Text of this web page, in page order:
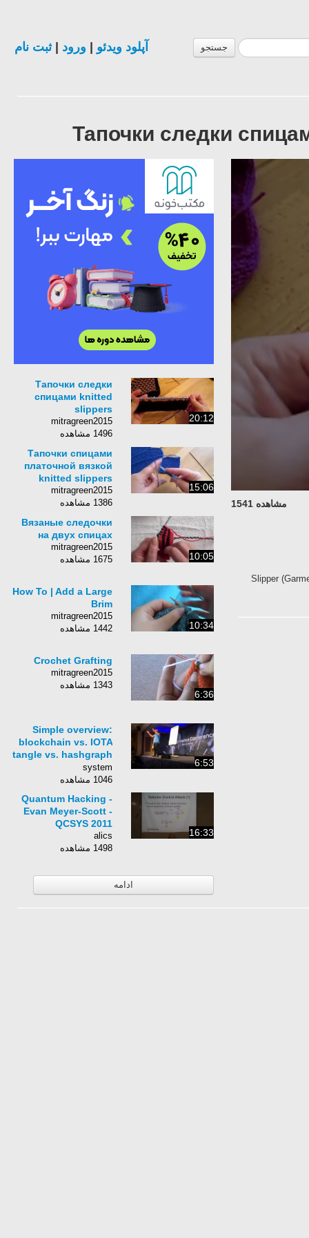
جستجو آپلود ویدئو ورود |ثبت نام
Тапочки следки
مشاهده 1541
Slipper
20:12
Тапочки следки
спицами knitted
slippers
mitragreen2015
1496 مشاهده
15:06
Тапочки спицами
платочной вязкой
knitted slippers
mitragreen2015
1386 مشاهده
10:05
Вязаные следочки
на двух спицах
mitragreen2015
1675 مشاهده
10:34
How To | Add a Large
Brim
mitragreen2015
1442 مشاهده
6:36
Crochet Grafting
mitragreen2015
1343 مشاهده
6:53
Simple overview:
blockchain vs. IOTA
tangle vs. hashgraph
vs. Bitcoin Lightning
system
1046 مشاهده
16:33
Quantum Hacking -
Evan Meyer-Scott -
QCSYS 2011
alics
1498 مشاهده
ادامه